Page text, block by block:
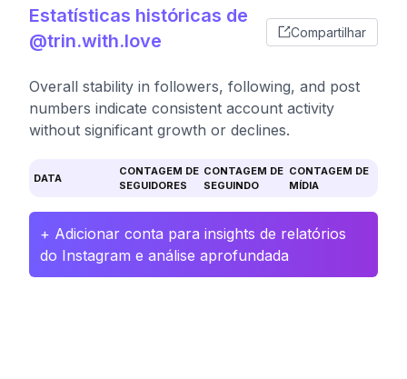
Estatísticas históricas de
@trin.with.love
Compartilhar
Overall stability in followers, following, and post
numbers indicate consistent account activity
without significant growth or declines.
DATA
CONTAGEM DE
SEGUIDORES
CONTAGEM DE
SEGUINDO
CONTAGEM DE
MÍDIA
+ Adicionar conta para insights de relatórios
do Instagram e análise aprofundada